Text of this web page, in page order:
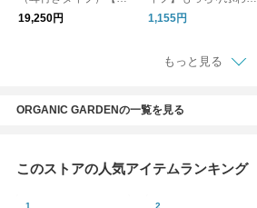
型商品】
19,250円
わ ラップタオル プー
ルタオル 60cm グレー
1,155円
もっと見る
ORGANIC GARDENの一覧を見る
このストアの人気アイテムランキング